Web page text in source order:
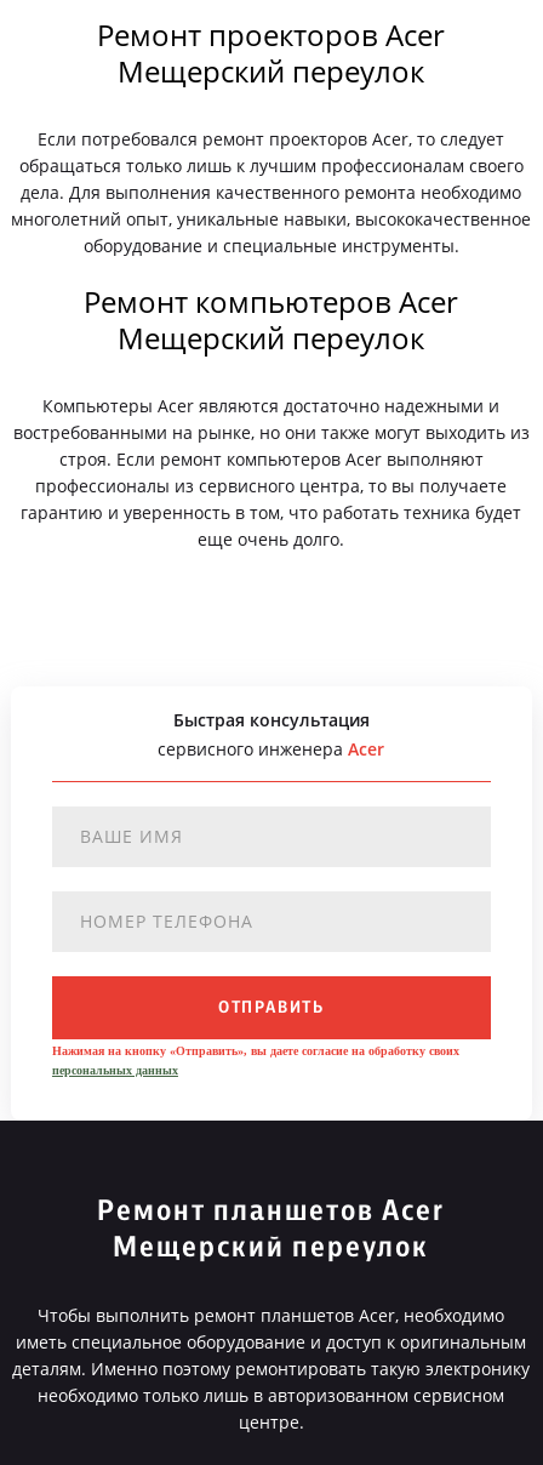
Ремонт проекторов Acer
Мещерский переулок
Если потребовался ремонт проекторов Acer, то следует
обращаться только лишь к лучшим профессионалам своего
дела. Для выполнения качественного ремонта необходимо
многолетний опыт, уникальные навыки, высококачественное
оборудование и специальные инструменты.
Ремонт компьютеров Acer
Мещерский переулок
Компьютеры Acer являются достаточно надежными и
востребованными на рынке, но они также могут выходить из
строя. Если ремонт компьютеров Acer выполняют
профессионалы из сервисного центра, то вы получаете
гарантию и уверенность в том, что работать техника будет
еще очень долго.
Быстрая консультация
сервисного инженераAcer
ОТПРАВИТЬ
Нажимая на кнопку «Отправить», вы даете согласие на обработку своих
персональных данных
Ремонт планшетов Acer
Мещерский переулок
Чтобы выполнить ремонт планшетов Acer, необходимо
иметь специальное оборудование и доступ к оригинальным
деталям. Именно поэтому ремонтировать такую электронику
необходимо только лишь в авторизованном сервисном
центре.